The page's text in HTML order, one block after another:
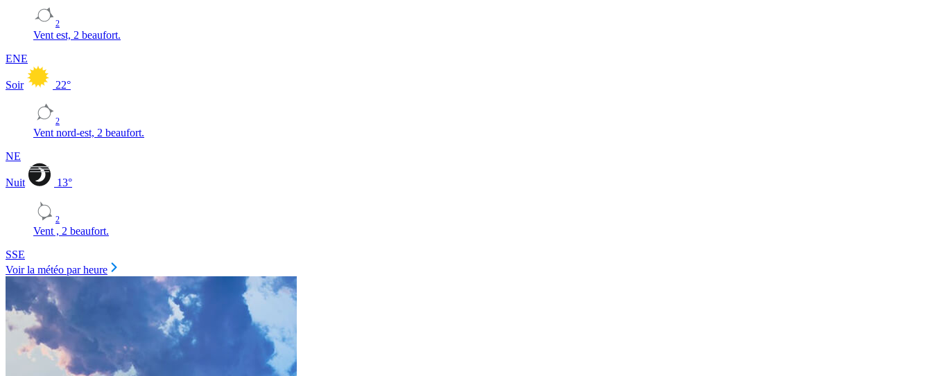
2
Vent est, 2 beaufort.
ENE
Soir 22°
2
Vent nord-est, 2 beaufort.
NE
Nuit 13°
2
Vent , 2 beaufort.
SSE
Voir la météo par heure